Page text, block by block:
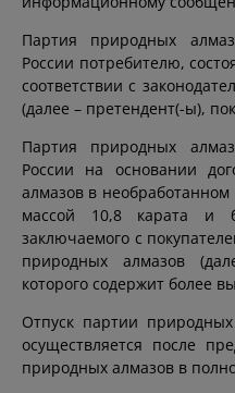
Партия природных
России потребителю,
соответствии с
(далее – претендент(-ы),
Партия природных
России на основании
алмазов в
массой 10,8 карата и
заключаемого с
природных алмазов
которого содержит более
Отпуск партии
осуществляется после
природных алмазов в